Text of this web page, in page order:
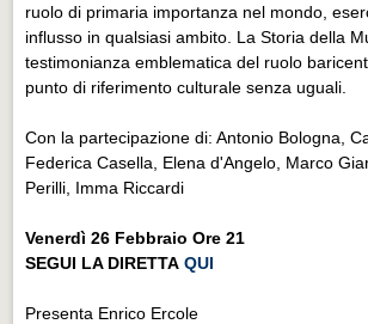
ruolo di primaria importanza nel mondo,
influsso in qualsiasi ambito. La Storia della
testimonianza emblematica del ruolo
punto di riferimento culturale senza uguali.
Con la partecipazione di: Antonio Bologna,
Federica Casella, Elena d'Angelo, Marco
Perilli, Imma Riccardi
Venerdì 26 Febbraio Ore 21
SEGUI LA DIRETTAQUI
Presenta Enrico Ercole